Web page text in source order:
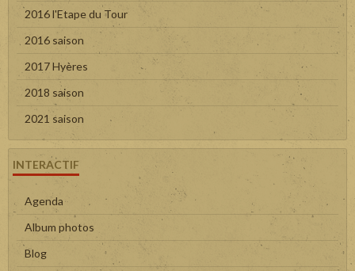
2016 l'Etape du Tour
2016 saison
2017 Hyères
2018 saison
2021 saison
INTERACTIF
Agenda
Album photos
Blog